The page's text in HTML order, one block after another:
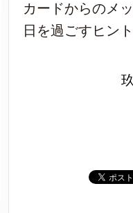
カードからのメ
日を過ごすヒン